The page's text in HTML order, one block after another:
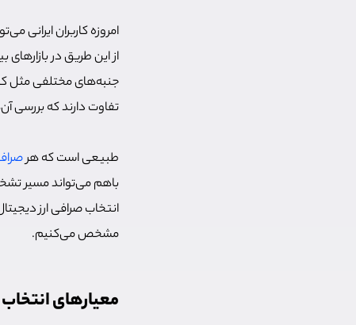
امروزه کاربران ایرانی
از این طریق در
جنبه‌های مختلفی مثل
تفاوت دارند که بررسی
طبیعی است که هر
باهم می‌تواند مسیر
انتخاب صرافی ارز
مشخص می‌کنیم.
معیارهای